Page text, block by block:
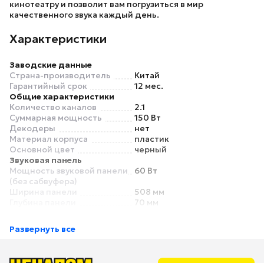
кинотеатру и позволит вам погрузиться в мир
качественного звука каждый день.
Характеристики
Заводские данные
Страна-производитель
Китай
Гарантийный срок
12 мес.
Общие характеристики
Количество каналов
2.1
Суммарная мощность
150 Вт
Декодеры
нет
Материал корпуса
пластик
Основной цвет
черный
Звуковая панель
Мощность звуковой панели
(без сабвуфера)
60 Вт
Ширина панели
508 мм
70 мм
Сабвуфер
Беспроводное
Развернуть все